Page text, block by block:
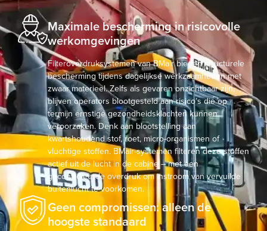
Maximale bescherming in risicovolle
werkomgevingen
Filteroverdruksystemen van BMair bieden structurele
bescherming tijdens dagelijkse werkzaamheden met
zwaar materieel. Zelfs als gevaren onzichtbaar zijn,
blijven operators blootgesteld aan risico’s die op
termijn ernstige gezondheidsklachten kunnen
veroorzaken. Denk aan blootstelling aan
kwartshoudend stof, roet, micro-organismen of
vluchtige stoffen. BMair-systemen filteren deze stoffen
actief uit de lucht in de cabine – met een
gecontroleerde overdruk om instroom van vervuilde
buitenlucht te voorkomen.
Geen compromissen: alleen de
hoogste standaard